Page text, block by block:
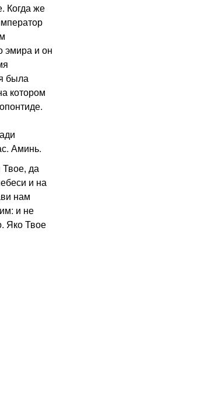
Когда же
эмира и он
была
котором
Аминь.
да
и на
нам
и не
Яко Твое